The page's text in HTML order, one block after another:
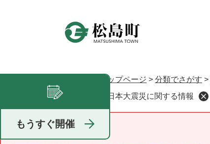
で
トップページ > 分類でさがす >
東日本大震災に関する情報
重要なお知らせ
もうすぐ開催